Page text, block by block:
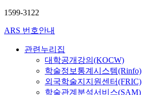
1599-3122
ARS 번호안내
관련누리집
대학공개강의(KOCW)
학술정보통계시스템(Rinfo)
외국학술지지원센터(FRIC)
학술관계분석서비스(SAM)